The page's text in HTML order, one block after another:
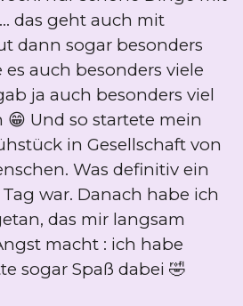
das geht auch mit
dann sogar besonders
auch besonders viele
ja auch besonders viel
Und so startete mein
in Gesellschaft von
Was definitiv ein
war. Danach habe ich
das mir langsam
macht : ich habe
sogar Spaß dabei 🤣